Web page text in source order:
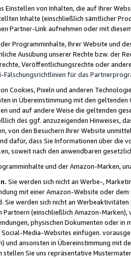
Einstellen von Inhalten, die auf Ihrer
Inhalte (einschließlich sämtlicher
Partner-Link aufnehmen oder mit
Programminhalte, Ihrer Website und
Ausübung unserer Rechte bzw. der
Veröffentlichungsrechte oder
Fälschungsrichtlinien für das
Cookies, Pixeln und anderen
in Übereinstimmung mit den
und auf andere Weise die geltenden
des ggf. anzuzeigenden Hinweises,
von den Besuchern Ihrer Website
dafür, dass Sie Informationen über die
soweit nach den anwendbaren
und der Amazon-Marken,
Sie werden sich nicht an Werbe-,
mit einer Amazon-Website oder
Sie werden sich nicht an
Partnern (einschließlich Amazon-
physischen Dokumenten oder in
Media-Websites einfügen.
und ansonsten in Übereinstimmung mit
stellen Sie uns repräsentative